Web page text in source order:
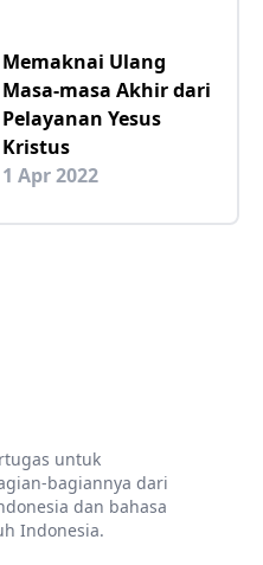
Memaknai Ulang
Masa-masa Akhir dari
Pelayanan Yesus
Kristus
1 Apr 2022
untuk
bagiannya dari
dan bahasa
Indonesia.